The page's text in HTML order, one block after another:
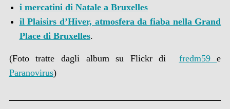
i mercatini di Natale a Bruxelles
il Plaisirs d’Hiver, atmosfera da fiaba nella Grand
Place di Bruxelles.
(Foto tratte dagli album su Flickr di fredm59e
Paranovirus)